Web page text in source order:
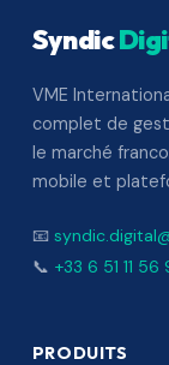
Syndic
VME
complet de
le marché
mobile et
📧
📞 +33 6 51 11 56
PRODUITS